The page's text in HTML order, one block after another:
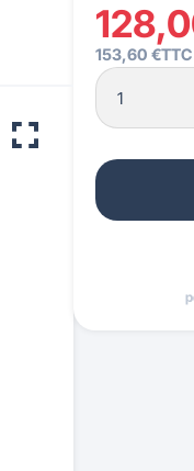
Accessibilité PMR
153,60 €TTC